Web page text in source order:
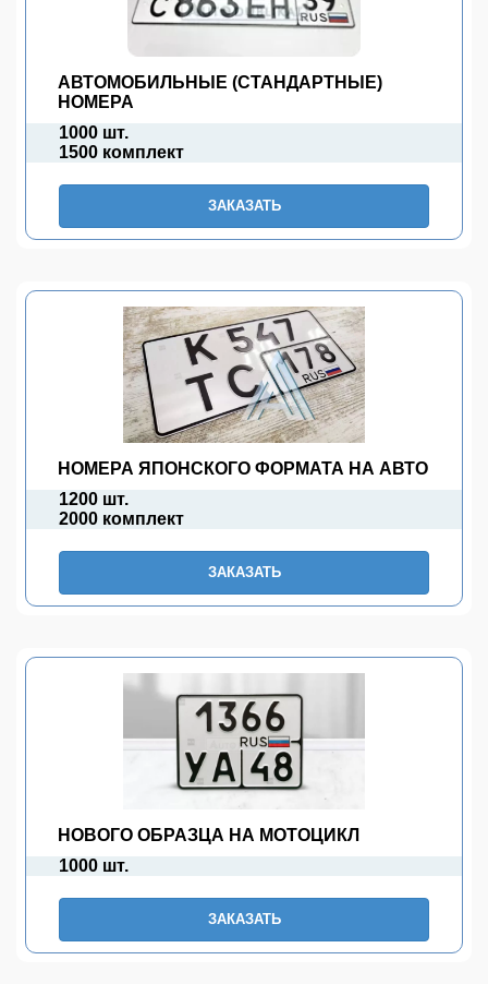
АВТОМОБИЛЬНЫЕ (СТАНДАРТНЫЕ)
НОМЕРА
1000 шт.
1500 комплект
ЗАКАЗАТЬ
НОМЕРА ЯПОНСКОГО ФОРМАТА НА АВТО
1200 шт.
2000 комплект
ЗАКАЗАТЬ
НОВОГО ОБРАЗЦА НА МОТОЦИКЛ
1000 шт.
ЗАКАЗАТЬ